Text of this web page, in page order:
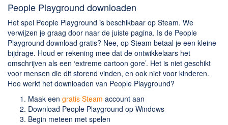
Rar en Zip (Compressie - Unzip)
Shopping
Spelletjes en Games
Webbrowsers
People Playground downloaden
Het spel People Playground is beschikbaar op Steam. We
verwijzen je graag door naar de juiste pagina. Is de People
Playground download gratis? Nee, op Steam betaal je een kleine
bijdrage. Houd er rekening mee dat de ontwikkelaars het
omschrijven als een ‘extreme cartoon gore’. Het is niet geschikt
voor mensen die dit storend vinden, en ook niet voor kinderen.
Hoe werkt het downloaden van People Playground?
Maak een gratis Steam account aan
Download People Playground op Windows
Begin meteen met spelen